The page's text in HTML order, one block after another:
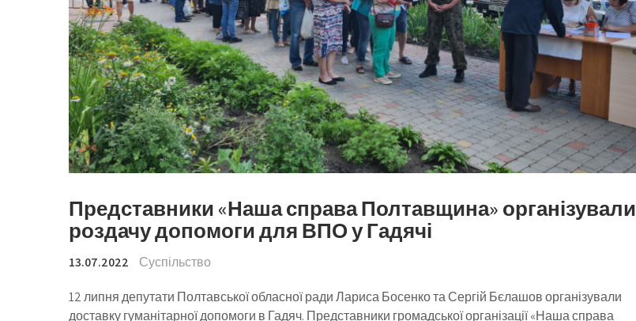
Представники «Наша справа Полтавщина» організували
роздачу допомоги для ВПО у Гадячі
13.07.2022 Суспільство
12 липня депутати Полтавської обласної ради Лариса Босенко та Сергій Бєлашов організували
доставку гуманітарної допомоги в Гадяч. Представники громадської організації «Наша справа